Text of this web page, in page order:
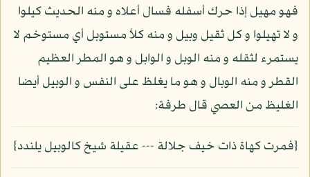
فهو مهيل إذا حرك أسفله فسال أعلاه و منه الحديث كيلوا
و لا تهيلوا و كل ثقيل وبيل و منه كلأ مستوبل أي مستوخم لا
يستمرء لثقله و منه الوبل و الوابل و هو المطر العظيم
القطر و منه الوبال و هو ما يغلظ على النفس و الوبيل أيضا
الغليظ من العصي قال طرفة:
{فمرت كهاة ذات خيف جلالة --- عقيلة شيخ كالوبيل يلندد}